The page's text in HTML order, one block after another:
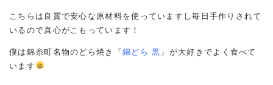
こちらは良質で安心な原材料を使っていますし毎日手作りされて
いるので真心がこもっています！
僕は錦糸町名物のどら焼き「 錦どら 黒 」が大好きでよく食べて
います